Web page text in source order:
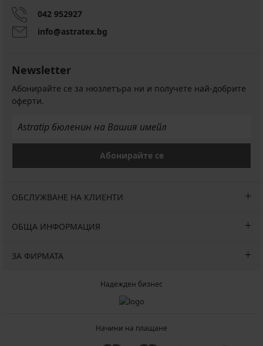
042 952927
info@astratex.bg
Newsletter
Абонирайте се за нюзлетъра ни и получете най-добрите
оферти.
Абонирайте се
ОБСЛУЖВАНЕ НА КЛИЕНТИ
ОБЩА ИНФОРМАЦИЯ
ЗА ФИРМАТА
Надежден бизнес
Начини на плащане